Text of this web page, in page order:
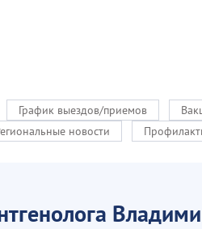
График выездов/приемов
новости